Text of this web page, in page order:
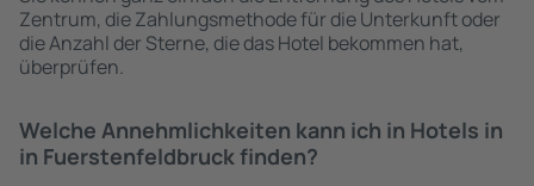
Zentrum, die Zahlungsmethode für die Unterkunft oder
die Anzahl der Sterne, die das Hotel bekommen hat,
überprüfen.
Welche Annehmlichkeiten kann ich in Hotels in
in Fuerstenfeldbruck finden?